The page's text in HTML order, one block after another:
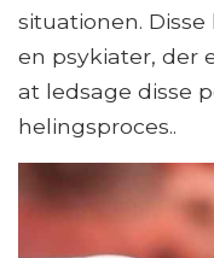
situationen.
en psykiater, der
at ledsage disse
helingsproces..